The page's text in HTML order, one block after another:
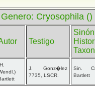
Cryosophila ()
Testigo
J. Gonz�lez
7735, LSCR.
Sin.
Bartlett